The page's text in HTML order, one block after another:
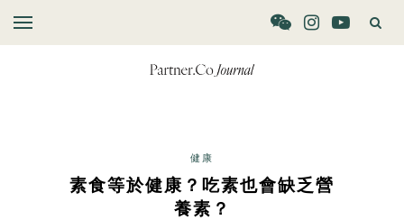
健康
素食等於健康？吃素也會缺乏營
養素？